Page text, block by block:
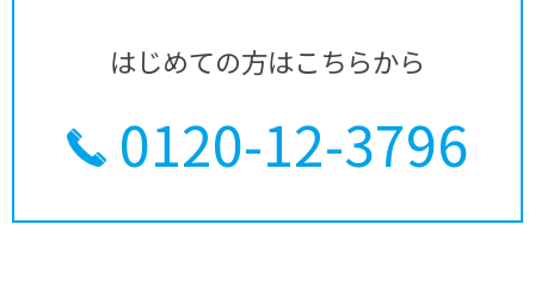
はじめての方はこちらから
0120-12-3796